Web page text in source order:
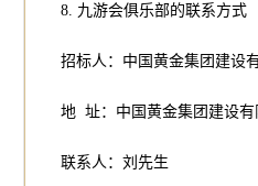
8. 九游会俱乐部的联系方式
招标人：中国黄金集团建设
地 址：中国黄金集团建设有
联系人：刘先生